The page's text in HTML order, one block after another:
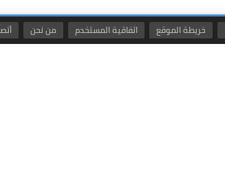
خريطة الموقع اتفاقية المستخدم من نحن